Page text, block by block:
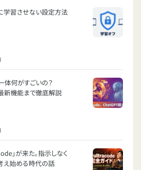
学習させない設定方法
体何がすごいの？
新機能まで徹底解説
」が来た。指示しなく
え始める時代の話